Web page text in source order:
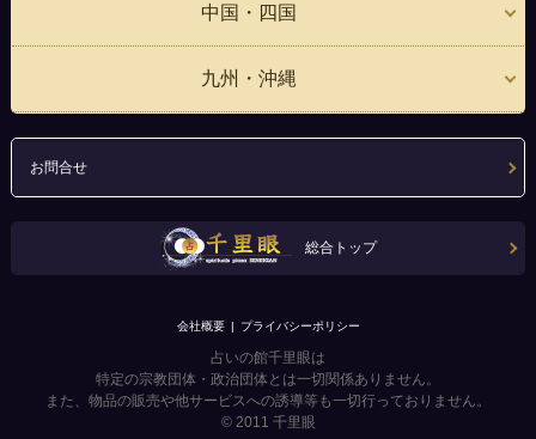
中国・四国
九州・沖縄
お問合せ
総合トップ
会社概要 プライバシーポリシー
占いの館千里眼は
特定の宗教団体・政治団体とは一切関係ありません。
また、物品の販売や他サービスへの誘導等も一切行っておりません。
© 2011 千里眼